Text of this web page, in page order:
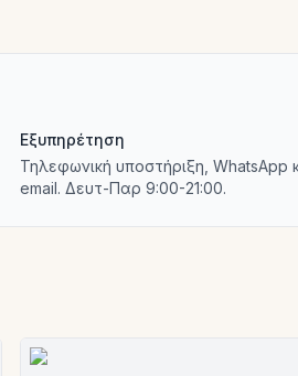
Εξυπηρέτηση
Τηλεφωνική υποστήριξη, WhatsApp
email. Δευτ-Παρ 9:00-21:00.